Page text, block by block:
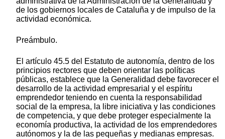
de los gobiernos locales de Cataluña y de impulso de la
actividad económica.
Preámbulo.
El artículo 45.5 del Estatuto de autonomía, dentro de los
principios rectores que deben orientar las políticas
públicas, establece que la Generalidad debe favorecer el
desarrollo de la actividad empresarial y el espíritu
emprendedor teniendo en cuenta la responsabilidad
social de la empresa, la libre iniciativa y las condiciones
de competencia, y que debe proteger especialmente la
economía productiva, la actividad de los emprendedores
autónomos y la de las pequeñas y medianas empresas.